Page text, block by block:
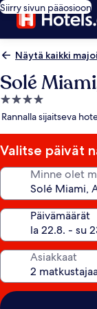
Siirry sivun pääosioon
Näytä kaikki
Solé
4.0
tähden
Rannalla sijaitseva
Valitse päivät
Minne olet
Päivämäärät
Asiakkaat